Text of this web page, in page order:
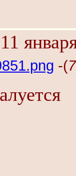
-(